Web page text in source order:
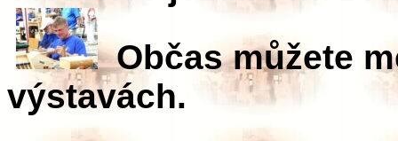
Občas můžete
výstavách.